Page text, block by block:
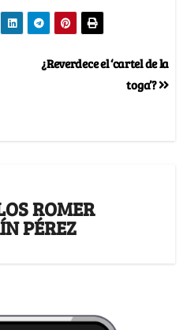
¿Reverdece el ‘cartel de la
toga’?
ROMER
PÉREZ